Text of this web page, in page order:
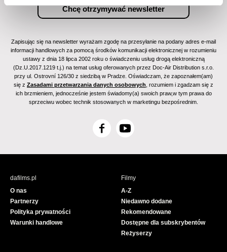
Zapisując się na newsletter wyrażam zgodę na przesyłanie na podany adres e-mail
informacji handlowych za pomocą środków komunikacji elektronicznej w rozumieniu
ustawy z dnia 18 lipca 2002 roku o świadczeniu usług drogą elektroniczną
(Dz.U.2017.1219 t.j.) na temat usług oferowanych przez Doc-Air Distribution s.r.o.
przy ul. Ostrovní 126/30 z siedzibą w Pradze. Oświadczam, że zapoznałem(am)
się z Zasadami przetwarzania danych osobowych , rozumiem i zgadzam się z
ich brzmieniem, jednocześnie jestem świadomy(a) swoich praw,w tym prawa do
sprzeciwu wobec technik stosowanych w marketingu bezpośrednim.
F
c
Y
u
e
dafilms.pl
O nas
Partnerzy
Polityka prywatności
Warunki handlowe
Filmy
A-Z
Niedawno dodane
Rekomendowane
Dostępne dla subskrybentów
Reżyserzy